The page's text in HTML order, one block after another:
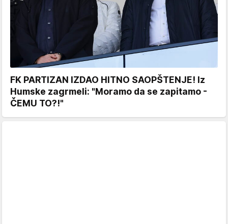
FK PARTIZAN IZDAO HITNO SAOPŠTENJE! Iz
Humske zagrmeli: "Moramo da se zapitamo -
ČEMU TO?!"